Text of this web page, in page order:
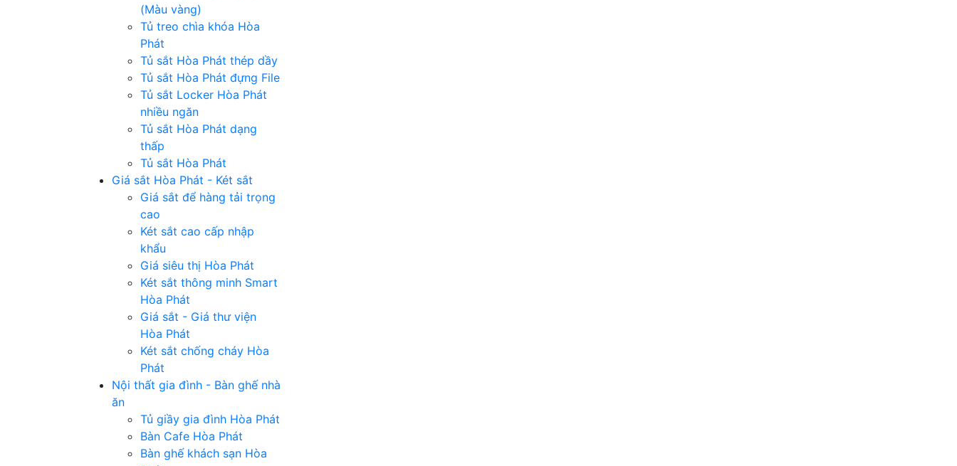
(Màu vàng)
Tủ treo chìa khóa Hòa
Phát
Tủ sắt Hòa Phát thép dầy
Tủ sắt Hòa Phát đựng File
Tủ sắt Locker Hòa Phát
nhiều ngăn
Tủ sắt Hòa Phát dạng
thấp
Tủ sắt Hòa Phát
Giá sắt Hòa Phát - Két sắt
Giá sắt để hàng tải trọng
cao
Két sắt cao cấp nhập
khẩu
Giá siêu thị Hòa Phát
Két sắt thông minh Smart
Hòa Phát
Giá sắt - Giá thư viện
Hòa Phát
Két sắt chống cháy Hòa
Phát
Nội thất gia đình - Bàn ghế nhà
ăn
Tủ giầy gia đình Hòa Phát
Bàn Cafe Hòa Phát
Bàn ghế khách sạn Hòa